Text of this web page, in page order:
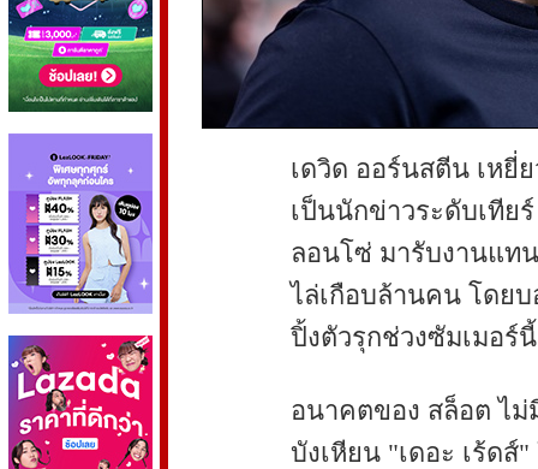
เดวิด ออร์นสตีน เหยี่
เป็นนักข่าวระดับเทีย
ลอนโซ่ มารับงานแท
ไล่เกือบล้านคน โดย
ปิ้งตัวรุกช่วงซัมเมอร์
อนาคตของ สล็อต ไ
บังเหียน "เดอะ เร้ด